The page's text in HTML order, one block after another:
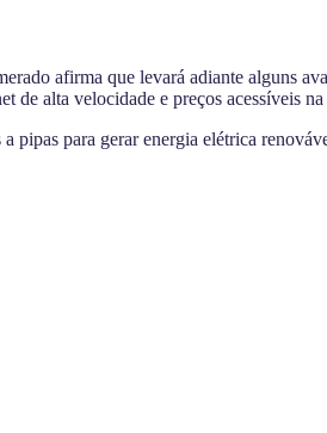
afirma que levará adiante alguns
alta velocidade e preços acessíveis
pipas para gerar energia elétrica